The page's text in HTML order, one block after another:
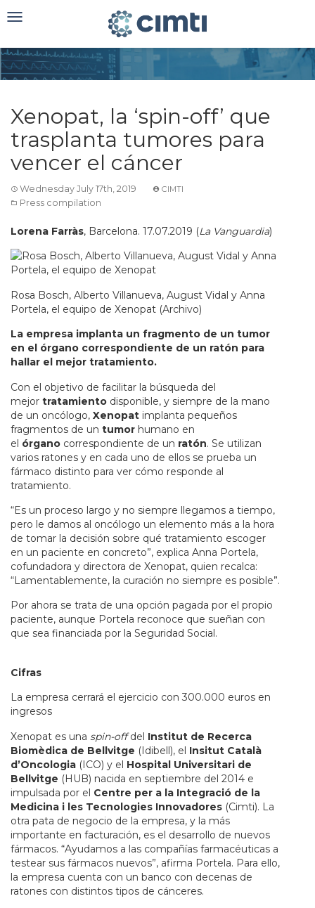
Toggle
Xenopat, la ‘spin-off’ que
trasplanta tumores para
vencer el cáncer
Wednesday July 17th, 2019 CIMTI
Press compilation
Lorena Farràs, Barcelona. 17.07.2019 (La Vanguardia)
Rosa Bosch, Alberto Villanueva, August Vidal y Anna
Portela, el equipo de Xenopat (Archivo)
La empresa implanta un fragmento de un tumor
en el órgano correspondiente de un ratón para
hallar el mejor tratamiento.
Con el objetivo de facilitar la búsqueda del
mejor tratamiento disponible, y siempre de la mano
de un oncólogo, Xenopat implanta pequeños
fragmentos de un tumor humano en
el órgano correspondiente de un ratón. Se utilizan
varios ratones y en cada uno de ellos se prueba un
fármaco distinto para ver cómo responde al
tratamiento.
“Es un proceso largo y no siempre llegamos a tiempo,
pero le damos al oncólogo un elemento más a la hora
de tomar la decisión sobre qué tratamiento escoger
en un paciente en concreto”, explica Anna Portela,
cofundadora y directora de Xenopat, quien recalca:
“Lamentablemente, la curación no siempre es posible”.
Por ahora se trata de una opción pagada por el propio
paciente, aunque Portela reconoce que sueñan con
que sea financiada por la Seguridad Social.
Cifras
La empresa cerrará el ejercicio con 300.000 euros en
ingresos
Xenopat es una spin-offdel Institut de Recerca
Biomèdica de Bellvitge (Idibell), el Insitut Català
d’Oncologia (ICO) y el Hospital Universitari de
Bellvitge (HUB) nacida en septiembre del 2014 e
impulsada por el Centre per a la Integració de la
Medicina i les Tecnologies Innovadores (Cimti). La
otra pata de negocio de la empresa, y la más
importante en facturación, es el desarrollo de nuevos
fármacos. “Ayudamos a las compañías farmacéuticas a
testear sus fármacos nuevos”, afirma Portela. Para ello,
la empresa cuenta con un banco con decenas de
ratones con distintos tipos de cánceres.